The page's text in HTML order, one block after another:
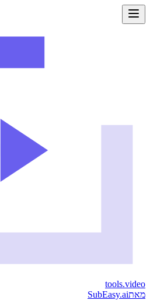
tools.video
מאתSubEasy.ai